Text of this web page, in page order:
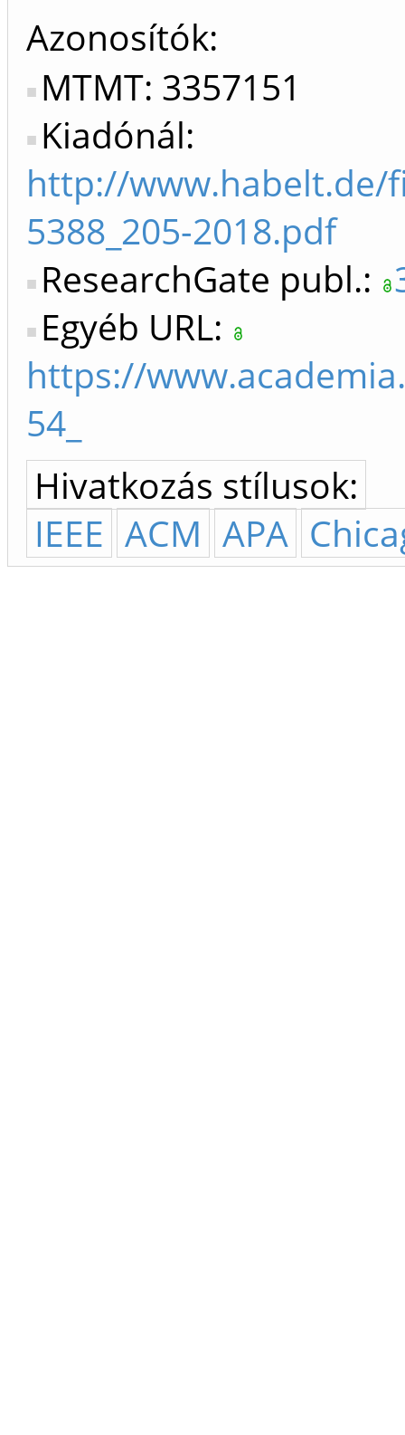
Azonosítók
MTMT: 3357151
Kiadónál:
http://www.habelt.de/
5388_205-2018.pdf
ResearchGate publ.:
Egyéb URL:
https://
54_
Hivatkozás stílusok:
IEEE ACM APA